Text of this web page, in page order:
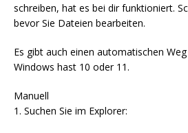
schreiben, hat es bei dir funktioniert.
bevor Sie Dateien bearbeiten.
Es gibt auch einen automatischen
Windows hast 10 oder 11.
Manuell
1. Suchen Sie im Explorer: